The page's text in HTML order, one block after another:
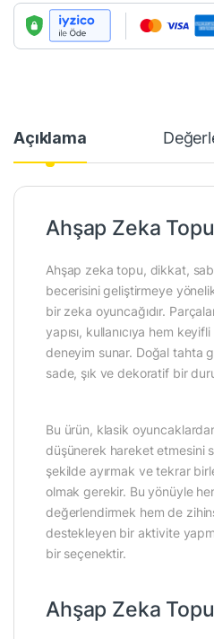
Açıklama
Ahşap Zeka Topu
Ahşap zeka topu, dikkat,
becerisini geliştirmeye
bir zeka oyuncağıdır.
yapısı, kullanıcıya hem
deneyim sunar. Doğal tahta
sade, şık ve dekoratif bir
Bu ürün, klasik oyuncaklardan
düşünerek hareket etmesini
şekilde ayırmak ve tekrar
olmak gerekir. Bu yönüyle
değerlendirmek hem de
destekleyen bir aktivite
bir seçenektir.
Ahşap Zeka